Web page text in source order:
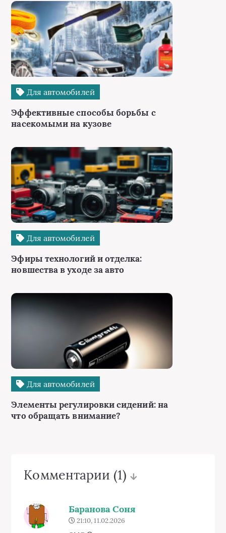
Для автомобилей
Эффективные способы борьбы с
насекомыми на кузове
Для автомобилей
Эфиры технологий и отделка:
новшества в уходе за авто
Для автомобилей
Элементы регулировки сидений: на
что обращать внимание?
Комментарии (1)
Баранова Соня
21:10, 11.02.2026